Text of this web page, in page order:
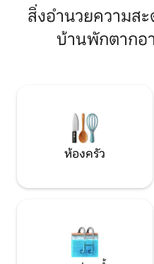
ตร.ม. ห่างจากบ้านเพียง 20 เ
จากทางออกของทางด่วน 🎭 สัมผัสความ
สง่างามของวิลล่าของศิลปิน: - ห้องนอน
ปรับอากาศ 3 ห้องและห้องน้ำ
🖼️ การตกแต่งภายในด้วยงาน
สิ่งอำนวยความส
บ้านพักตากอ
ห้องครัว